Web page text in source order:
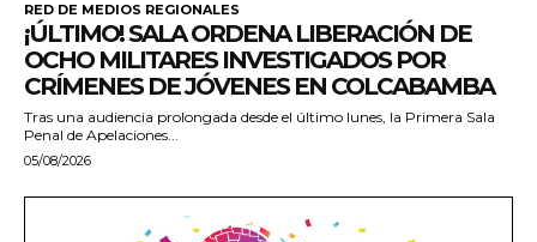
RED DE MEDIOS REGIONALES
¡ÚLTIMO! SALA ORDENA LIBERACIÓN DE
OCHO MILITARES INVESTIGADOS POR
CRÍMENES DE JÓVENES EN COLCABAMBA
Tras una audiencia prolongada desde el último lunes, la Primera Sala
Penal de Apelaciones...
05/08/2026